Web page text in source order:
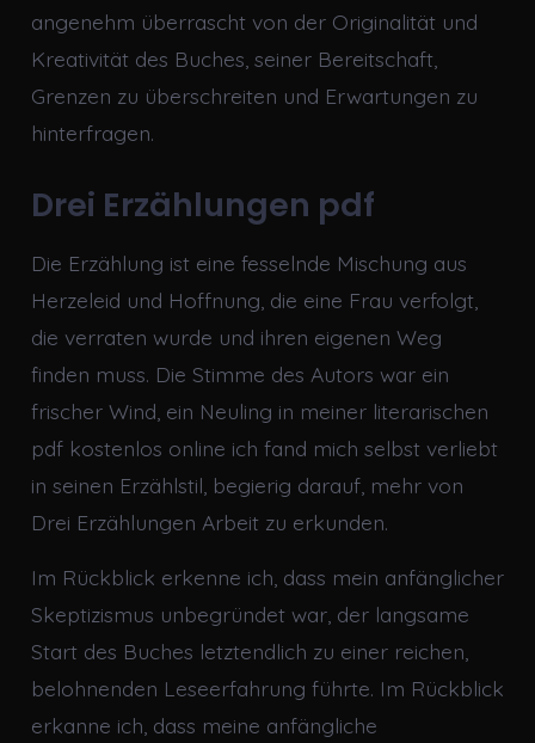
angenehm überrascht von der Originalität und
Kreativität des Buches, seiner Bereitschaft,
Grenzen zu überschreiten und Erwartungen zu
hinterfragen.
Drei Erzählungen pdf
Die Erzählung ist eine fesselnde Mischung aus
Herzeleid und Hoffnung, die eine Frau verfolgt,
die verraten wurde und ihren eigenen Weg
finden muss. Die Stimme des Autors war ein
frischer Wind, ein Neuling in meiner literarischen
pdf kostenlos online ich fand mich selbst verliebt
in seinen Erzählstil, begierig darauf, mehr von
Drei Erzählungen Arbeit zu erkunden.
Im Rückblick erkenne ich, dass mein anfänglicher
Skeptizismus unbegründet war, der langsame
Start des Buches letztendlich zu einer reichen,
belohnenden Leseerfahrung führte. Im Rückblick
erkanne ich, dass meine anfängliche